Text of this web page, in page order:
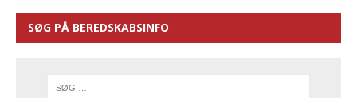
SØG PÅ BEREDSKABSINFO